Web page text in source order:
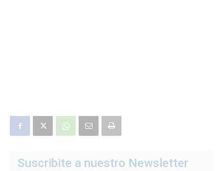
Suscribite a nuestro Newsletter